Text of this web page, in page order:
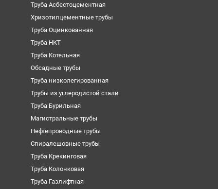
Труба Асбестоцементная
Хризотилцементные трубы
Труба Оцинкованная
Труба НКТ
Труба Котельная
Обсадные трубы
Труба низколегированная
Трубы из углеродистой стали
Труба Бурильная
Магистральные трубы
Нефтепроводные трубы
Спиралешовные трубы
Труба Крекинговая
Труба Колонковая
Труба Газлифтная